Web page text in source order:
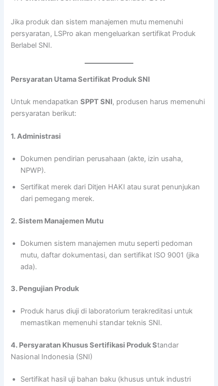
Jika produk dan sistem manajemen mutu memenuhi
persyaratan, LSPro akan mengeluarkan sertifikat Produk
Berlabel SNI.
Persyaratan Utama Sertifikat Produk SNI
Untuk mendapatkanSPPT SNI, produsen harus memenuhi
persyaratan berikut:
1. Administrasi
Dokumen pendirian perusahaan (akte, izin usaha,
NPWP).
Sertifikat merek dari Ditjen HAKI atau surat penunjukan
dari pemegang merek.
2. Sistem Manajemen Mutu
Dokumen sistem manajemen mutu seperti pedoman
mutu, daftar dokumentasi, dan sertifikat ISO 9001 (jika
ada).
3. Pengujian Produk
Produk harus diuji di laboratorium terakreditasi untuk
memastikan memenuhi standar teknis SNI.
4. Persyaratan Khusus Sertifikasi Produk Standar
Nasional Indonesia (SNI)
Sertifikat hasil uji bahan baku (khusus untuk industri